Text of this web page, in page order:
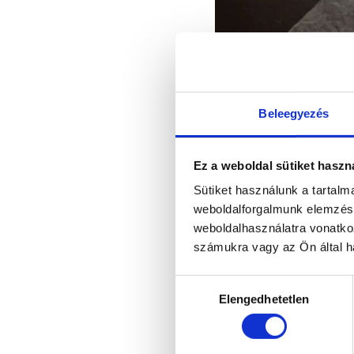
Beleegyezés
Ez a weboldal sütiket
Sütiket használunk a
weboldalforgalmunk
weboldalhasználatra
számukra vagy az Ön által
kiválasztásaElengedhetetlen
By Me